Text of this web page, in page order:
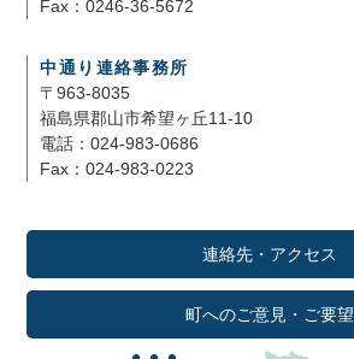
Fax：0246-36-5672
中通り連絡事務所
〒963-8035
福島県郡山市希望ヶ丘11-10
電話：024-983-0686
Fax：024-983-0223
連絡先・アクセス
町へのご意見・ご要望